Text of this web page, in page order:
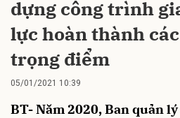
dựng công trình
lực hoàn thành
trọng điểm
05/01/2021 10:39
BT- Năm 2020, Ban quản